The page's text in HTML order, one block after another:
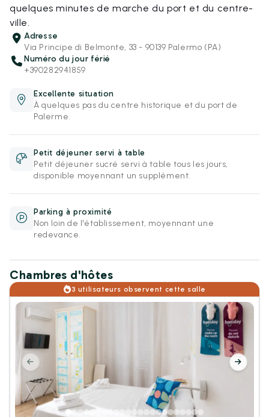
quelques minutes de marche du port et du centre-
ville.
Adresse
Via Principe di Belmonte, 33 - 90139 Palermo (PA)
Numéro du jour férié
+390282941859
Excellente situation
À quelques pas du centre historique et du port de
Palerme.
Petit déjeuner servi à table
Petit déjeuner sucré servi à table tous les jours,
disponible moyennant un supplément.
Parking à proximité
Non loin de l'établissement, moyennant une
redevance.
Chambres d'hôtes
3 utilisateurs observent cette salle